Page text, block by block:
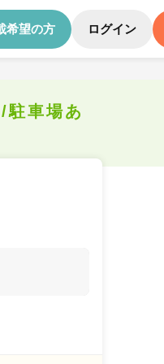
希望の方 ログイン
車場あ